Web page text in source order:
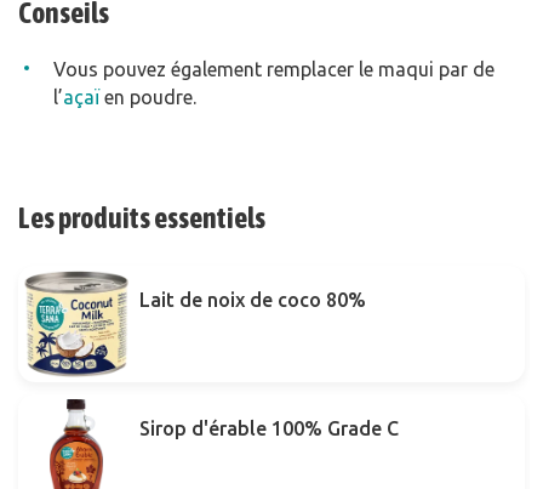
Conseils
Vous pouvez également remplacer le maqui par de
l’açaïen poudre.
Les produits essentiels
Lait de noix de coco 80%
Sirop d'érable 100% Grade C